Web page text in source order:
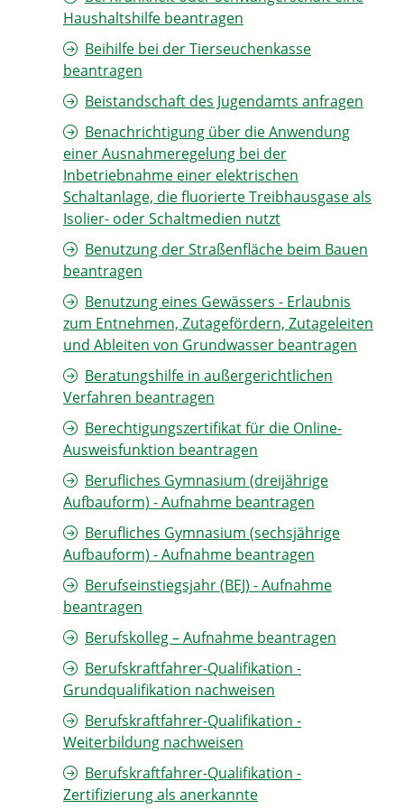
Haushaltshilfe beantragen
Beihilfe bei der Tierseuchenkasse
beantragen
Beistandschaft des Jugendamts anfragen
Benachrichtigung über die Anwendung
einer Ausnahmeregelung bei der
Inbetriebnahme einer elektrischen
Schaltanlage, die fluorierte Treibhausgase als
Isolier- oder Schaltmedien nutzt
Benutzung der Straßenfläche beim Bauen
beantragen
Benutzung eines Gewässers - Erlaubnis
zum Entnehmen, Zutagefördern, Zutageleiten
und Ableiten von Grundwasser beantragen
Beratungshilfe in außergerichtlichen
Verfahren beantragen
Berechtigungszertifikat für die Online-
Ausweisfunktion beantragen
Berufliches Gymnasium (dreijährige
Aufbauform) - Aufnahme beantragen
Berufliches Gymnasium (sechsjährige
Aufbauform) - Aufnahme beantragen
Berufseinstiegsjahr (BEJ) - Aufnahme
beantragen
Berufskolleg – Aufnahme beantragen
Berufskraftfahrer-Qualifikation -
Grundqualifikation nachweisen
Berufskraftfahrer-Qualifikation -
Weiterbildung nachweisen
Berufskraftfahrer-Qualifikation -
Zertifizierung als anerkannte